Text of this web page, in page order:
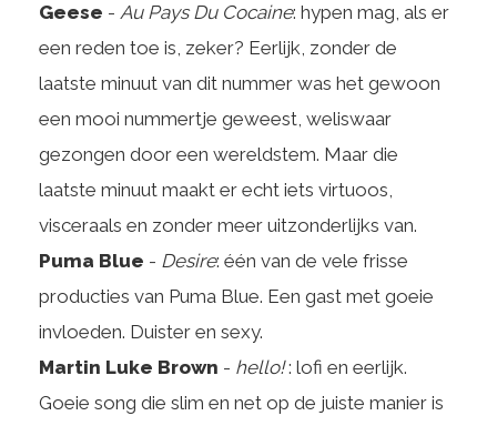
Geese - Au Pays Du Cocaine: hypen mag, als er
een reden toe is, zeker? Eerlijk, zonder de
laatste minuut van dit nummer was het gewoon
een mooi nummertje geweest, weliswaar
gezongen door een wereldstem. Maar die
laatste minuut maakt er echt iets virtuoos,
visceraals en zonder meer uitzonderlijks van.
Puma Blue - Desire: één van de vele frisse
producties van Puma Blue. Een gast met goeie
invloeden. Duister en sexy.
Martin Luke Brown - hello!: lofi en eerlijk.
Goeie song die slim en net op de juiste manier is